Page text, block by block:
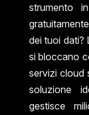
strumento
dei tuoi dati?
si bloccano
servizi cloud
soluzione
gestisce